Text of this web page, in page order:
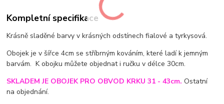
Kompletní specifikace
Krásně sladěné barvy v krásných odstínech fialové a tyrkysová.
Obojek je v šířce 4cm se stříbrným kováním, které ladí k jemným
barvám. K obojku můžete objednat i ručku v délce 30cm.
SKLADEM JE OBOJEK PRO OBVOD KRKU 31 - 43cm. Ostatní
na objednání.